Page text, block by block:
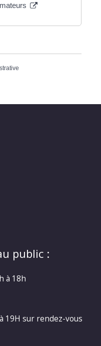
public :
à 18h
19H sur rendez-vous